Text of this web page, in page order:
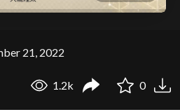
21, 2022
1.2k 0